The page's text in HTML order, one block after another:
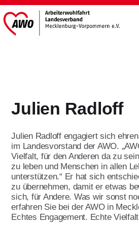
Was wir tun
Altenhilfe
Teilhabe von
Behinderungen/
Ehrenamt
Kinder- und
Engagement
Mitgliedsantrag
Förderer werden
Spenden
Engagement
FSJ / BFD
Freiwilliges Soziales
Jahre
Jetzt bewerben
Aktuelles & Presse
Aktuelles
Themen
Julien Radloff
Julien Radloff engagiert sich
im Landesvorstand der AWO.
Vielfalt, für den Anderen da zu
zu leben und Menschen in allen
unterstützen.“ Er hat sich
zu übernehmen, damit er etwas
sich, für Andere. Was wir sonst
erfahren Sie bei der AWO in
Echtes Engagement. Echte